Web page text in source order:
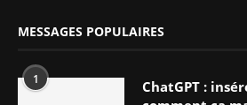
MESSAGES POPULAIRES
1
ChatGPT :